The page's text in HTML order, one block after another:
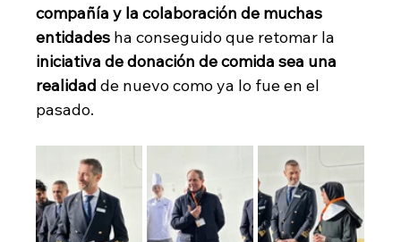
compañía y la colaboración de muchas
entidades ha conseguido que retomar la
iniciativa de donación de comida sea una
realidad de nuevo como ya lo fue en el
pasado.